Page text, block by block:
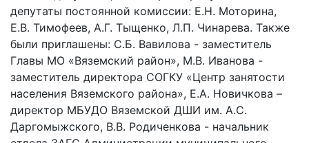
депутаты постоянной комиссии: Е.Н. Моторина,
Е.В. Тимофеев, А.Г. Тыщенко, Л.П. Чинарева. Также
были приглашены: С.Б. Вавилова - заместитель
Главы МО «Вяземский район», М.В. Иванова -
заместитель директора СОГКУ «Центр занятости
населения Вяземского района», Е.А. Новичкова –
директор МБУДО Вяземской ДШИ им. А.С.
Даргомыжского, В.В. Родиченкова - начальник